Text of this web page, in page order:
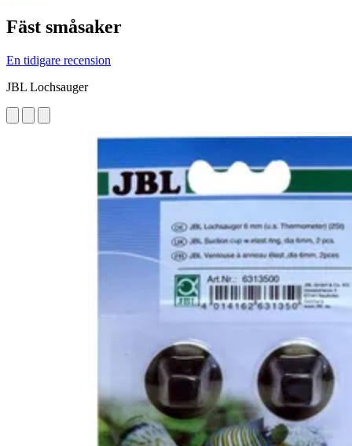
Fäst småsaker
En tidigare recension
JBL Lochsauger